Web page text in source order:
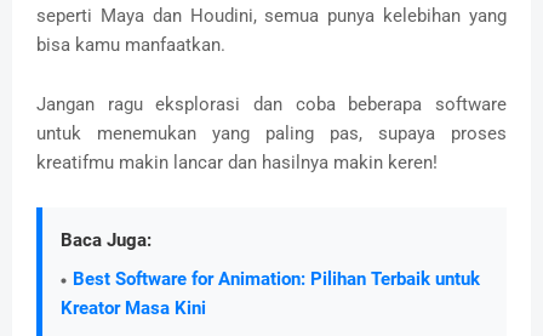
seperti Maya dan Houdini, semua punya kelebihan yang
bisa kamu manfaatkan.
Jangan ragu eksplorasi dan coba beberapa software
untuk menemukan yang paling pas, supaya proses
kreatifmu makin lancar dan hasilnya makin keren!
Baca Juga:
Best Software for Animation: Pilihan Terbaik untuk
Kreator Masa Kini